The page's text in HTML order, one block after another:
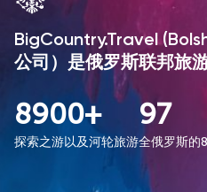
BigCountry.Travel
公司）是俄罗斯联邦旅
8900+
探索之游以及河轮旅游
97
全俄罗斯的